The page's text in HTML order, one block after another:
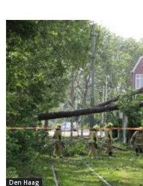
Den Haag